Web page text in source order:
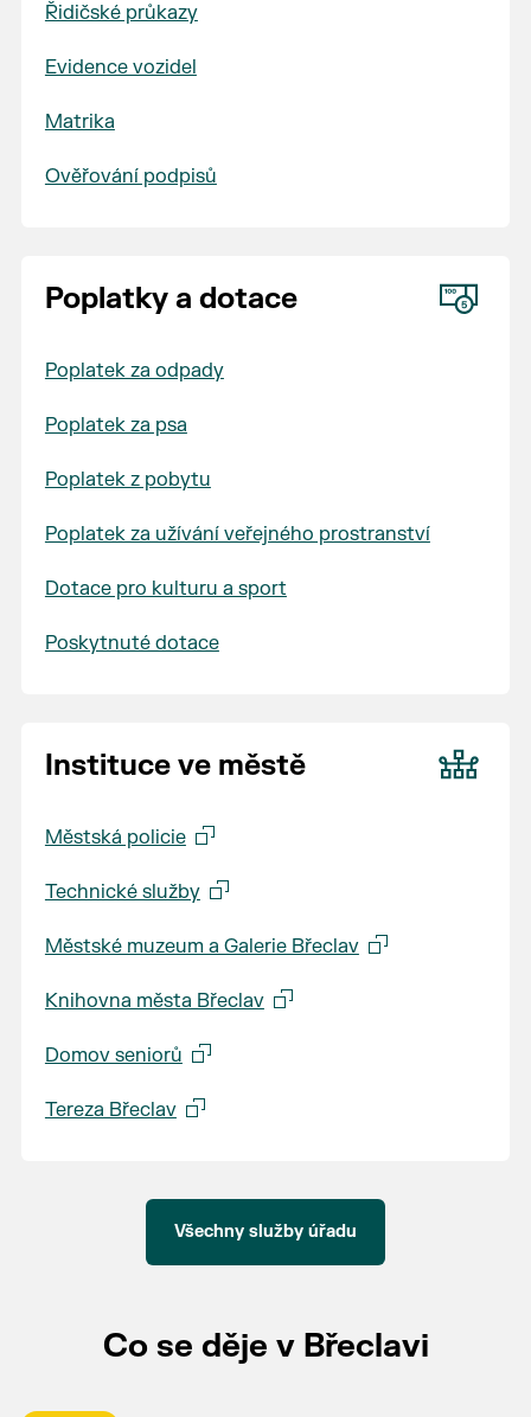
Řidičské průkazy
Evidence vozidel
Matrika
Ověřování podpisů
Poplatky a dotace
Poplatek za odpady
Poplatek za psa
Poplatek z pobytu
Poplatek za užívání veřejného prostranství
Dotace pro kulturu a sport
Poskytnuté dotace
Instituce ve městě
Městská policie
Technické služby
Městské muzeum a Galerie Břeclav
Knihovna města Břeclav
Domov seniorů
Tereza Břeclav
Všechny služby úřadu
Co se děje v Břeclavi